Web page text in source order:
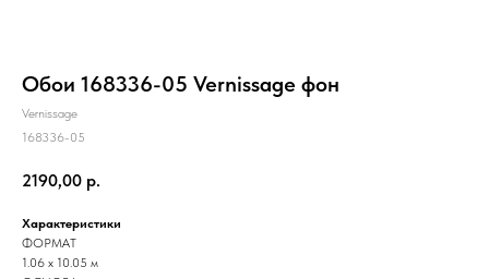
Обои 168336-05 Vernissage фон
Vernissage
168336-05
2190,00 р.
Характеристики
ФОРМАТ
1.06 x 10.05 м